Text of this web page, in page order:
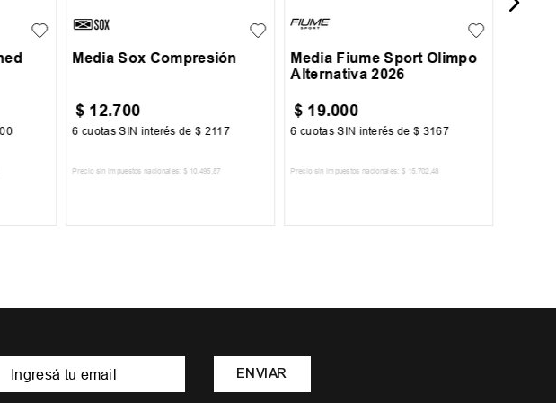
Media Sox Compresión
$ 12.700
6 cuotas SIN interés de$ 2117
Precio sin impuestos nacionales: $ 10.495 ,87
Media Fiume Sport Olimpo
Alternativa 2026
$ 19.000
6 cuotas SIN interés de$ 3167
Precio sin impuestos nacionales: $ 15.702 ,48
ENVIAR